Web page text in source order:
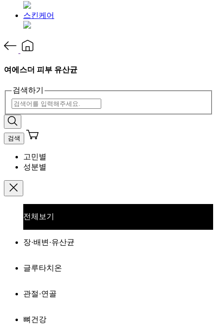
스킨케어
여에스더 피부 유산균
검색하기
검색
고민별
성분별
전체보기
장·배변·유산균
글루타치온
관절·연골
뼈건강